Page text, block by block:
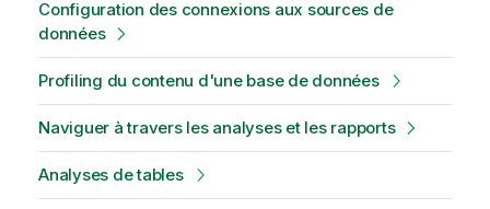
Configuration des connexions aux sources de
données
Profiling du contenu d'une base de données
Naviguer à travers les analyses et les rapports
Analyses de tables